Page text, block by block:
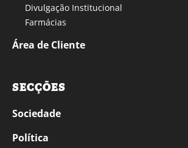
Divulgação Institucional
Farmácias
Área de Cliente
SECÇÕES
Sociedade
Política